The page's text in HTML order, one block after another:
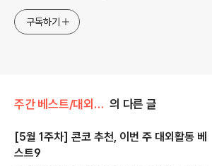
구독하기
주간 베스트/대외활동 의 다른 글
[5월 1주차] 콘코 추천, 이번 주 대외활동 베
스트9